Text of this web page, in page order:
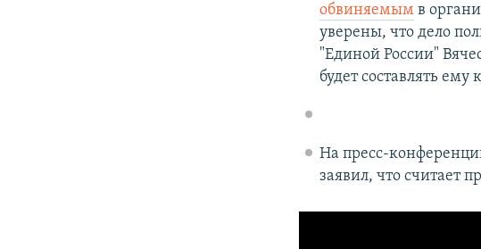
обвиняемымв
уверены, что дело
"Единой России"
будет составлять
На пресс-
заявил, что считает